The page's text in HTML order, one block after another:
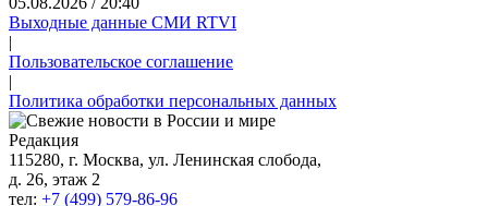
Выходные данные СМИ RTVI
|
Пользовательское соглашение
|
Политика обработки персональных данных
Редакция
115280, г. Москва, ул. Ленинская слобода,
д. 26, этаж 2
тел: +7 (499) 579-86-96